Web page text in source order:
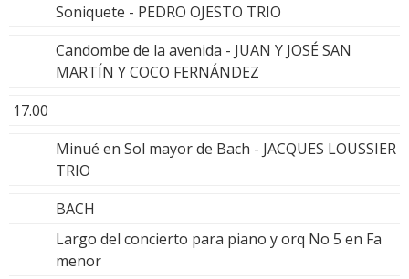
Soniquete - PEDRO OJESTO TRIO
Candombe de la avenida - JUAN Y JOSÉ SAN
MARTÍN Y COCO FERNÁNDEZ
17.00
Minué en Sol mayor de Bach - JACQUES LOUSSIER
TRIO
BACH
Largo del concierto para piano y orq No 5 en Fa
menor